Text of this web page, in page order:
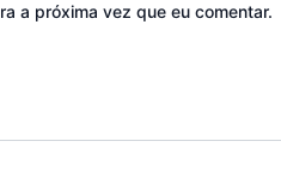
a próxima vez que eu comentar.